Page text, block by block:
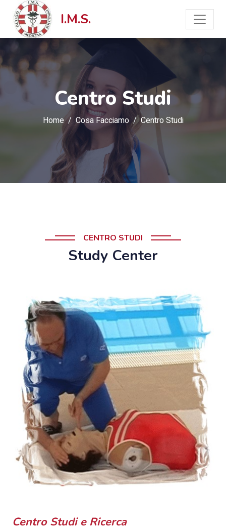
I.M.S.
Centro Studi
Home Cosa Facciamo Centro Studi
CENTRO STUDI
Study Center
Centro Studi e Ricerca